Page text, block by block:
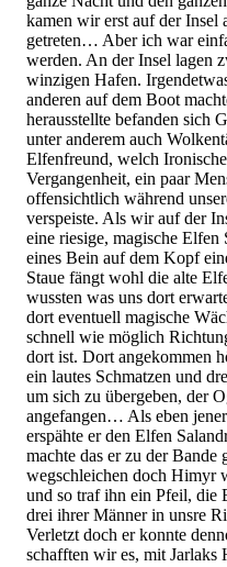
kamen wir erst auf der
getreten… Aber ich war
werden. An der Insel lagen
winzigen Hafen.
anderen auf dem Boot
herausstellte befanden sich
unter anderem auch
Elfenfreund, welch
Vergangenheit, ein paar
offensichtlich während
verspeiste. Als wir auf der
eine riesige, magische
eines Bein auf dem Kopf
Staue fängt wohl die alte
wussten was uns dort
dort eventuell magische
schnell wie möglich
dort ist. Dort angekommen
ein lautes Schmatzen und
um sich zu übergeben, der
angefangen… Als eben
erspähte er den Elfen
machte das er zu der
wegschleichen doch Himyr
und so traf ihn ein Pfeil, die
drei ihrer Männer in unsre
Verletzt doch er konnte
schafften wir es, mit